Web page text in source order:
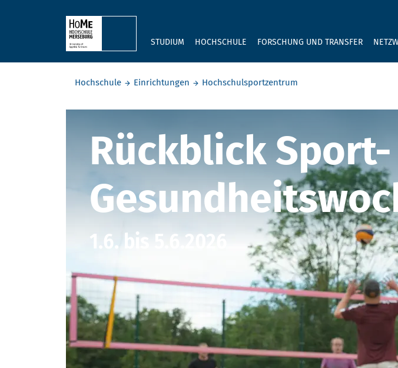
STUDIUM HOCHSCHULE FORSCHUNG UND TRANSFER
Hochschule
Einrichtungen Hochschulsportzentrum
Sport- und
Rückblick
1.6. bis 5.6.2026